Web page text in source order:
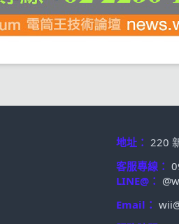
地址： 220
客服專線：
LINE@：
Email：